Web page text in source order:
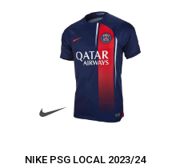
NIKE PSG LOCAL 2023/24